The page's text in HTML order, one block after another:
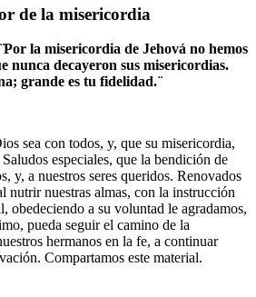
de la misericordia
Por la misericordia de Jehová no hemos
nunca decayeron sus misericordias.
grande es tu fidelidad.¨
sea con todos, y, que su misericordia,
especiales, que la bendición de
y, a nuestros seres queridos. Renovados
nutrir nuestras almas, con la instrucción
obedeciendo a su voluntad le agradamos,
pueda seguir el camino de la
hermanos en la fe, a continuar
Compartamos este material.